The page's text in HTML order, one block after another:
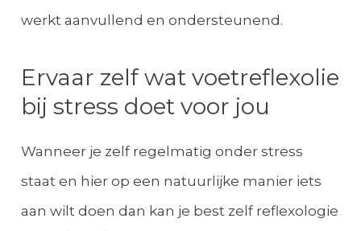
werkt aanvullend en ondersteunend.
Ervaar zelf wat voetreflexolie
bij stress doet voor jou
Wanneer je zelf regelmatig onder stress
staat en hier op een natuurlijke manier iets
aan wilt doen dan kan je best zelf reflexologie